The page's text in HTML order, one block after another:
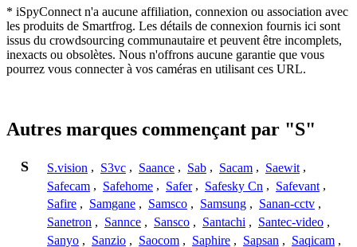
* iSpyConnect n'a aucune affiliation, connexion ou association avec
les produits de Smartfrog. Les détails de connexion fournis ici sont
issus du crowdsourcing communautaire et peuvent être incomplets,
inexacts ou obsolètes. Nous n'offrons aucune garantie que vous
pourrez vous connecter à vos caméras en utilisant ces URL.
Autres marques commençant par "S"
S S.vision , S3vc , Saance , Sab , Sacam , Saewit ,
Safecam , Safehome , Safer , Safesky Cn , Safevant ,
Safire , Samgane , Samsco , Samsung , Sanan-cctv ,
Sanetron , Sannce , Sansco , Santachi , Santec-video ,
Sanyo , Sanzio , Saocom , Saphire , Sapsan , Saqicam ,